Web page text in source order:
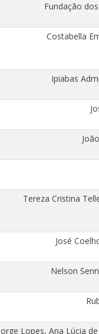
Fundação
Costabella
Ipiabas
Tereza Cristina
José
Nelson
Lopes, Ana Lúcia